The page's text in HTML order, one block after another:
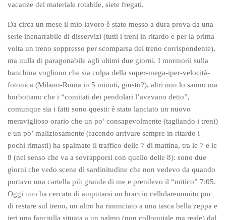
vacanze del materiale rotabile, siete fregati.
Da circa un mese il mio lavoro è stato messo a dura prova da una
serie inenarrabile di disservizi (tutti i treni in ritardo e per la prima
volta un treno soppresso per scomparsa del treno corrispondente),
ma nulla di paragonabile agli ultimi due giorni. I mormorii sulla
banchina vogliono che sia colpa della super-mega-iper-velocità-
fotonica (Milano-Roma in 5 minuti, giusto?), altri non lo sanno ma
borbottano che i “comitati dei pendolari l’avevano detto”,
comunque sia i fatti sono questi: è stato lanciato un nuovo
meraviglioso orario che un po’ consapevolmente (tagliando i treni)
e un po’ maliziosamente (facendo arrivare sempre in ritardo i
pochi rimasti) ha spalmato il traffico delle 7 di mattina, tra le 7 e le
8 (nel senso che va a sovrapporsi con quello delle 8): sono due
giorni che vedo scene di sardinitudine che non vedevo da quando
portavo una cartella più grande di me e prendevo il “mitico” 7:05.
Oggi uno ha cercato di amputarsi un braccio cellularemunito pur
di restare sul treno, un altro ha rinunciato a una tasca bella zeppa e
ieri una fanciulla situata a un palmo (non colloquiale ma reale) dal